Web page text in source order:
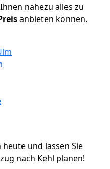
nahezu alles zu
anbieten können.
und lassen Sie
nach Kehl planen!